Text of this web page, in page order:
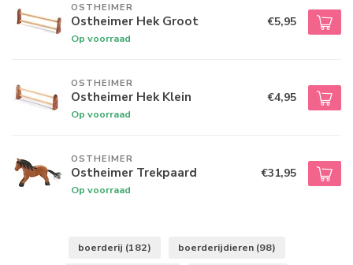
OSTHEIMER
Ostheimer Hek Groot
Op voorraad
€5,95
OSTHEIMER
Ostheimer Hek Klein
Op voorraad
€4,95
OSTHEIMER
Ostheimer Trekpaard
Op voorraad
€31,95
boerderij (182) boerderijdieren (98)